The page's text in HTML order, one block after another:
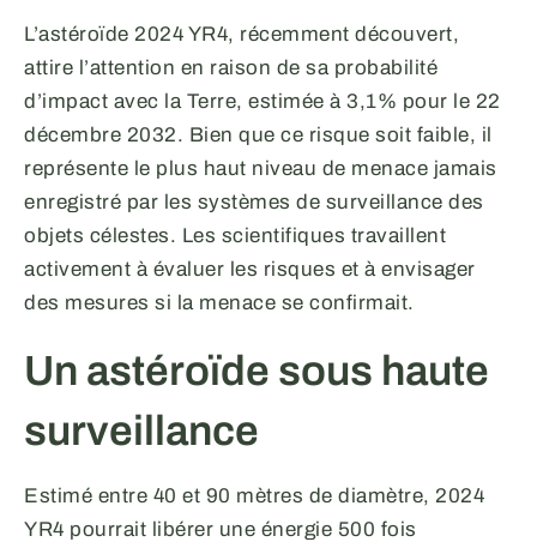
L’astéroïde 2024 YR4, récemment découvert,
attire l’attention en raison de sa probabilité
d’impact avec la Terre, estimée à 3,1% pour le 22
décembre 2032. Bien que ce risque soit faible, il
représente le plus haut niveau de menace jamais
enregistré par les systèmes de surveillance des
objets célestes. Les scientifiques travaillent
activement à évaluer les risques et à envisager
des mesures si la menace se confirmait.
Un astéroïde sous haute
surveillance
Estimé entre 40 et 90 mètres de diamètre, 2024
YR4 pourrait libérer une énergie 500 fois